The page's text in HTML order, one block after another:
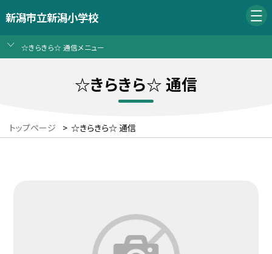
新潟市立新潟小学校
☆きらきら☆ 通信メニュー
☆きらきら☆ 通信
トップページ > ☆きらきら☆ 通信